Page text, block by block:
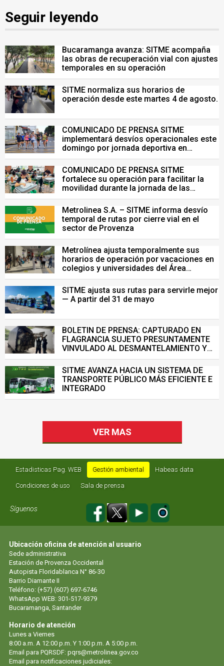
Seguir leyendo
Bucaramanga avanza: SITME acompaña
las obras de recuperación vial con ajustes
temporales en su operación
SITME normaliza sus horarios de
operación desde este martes 4 de agosto.
COMUNICADO DE PRENSA SITME
implementará desvíos operacionales este
domingo por jornada deportiva en
Bucaramanga
COMUNICADO DE PRENSA SITME
fortalece su operación para facilitar la
movilidad durante la jornada de las
Pruebas Saber del 26 de julio
Metrolinea S.A. – SITME informa desvío
temporal de rutas por cierre vial en el
sector de Provenza
Metrolínea ajusta temporalmente sus
horarios de operación por vacaciones en
colegios y universidades del Área
Metropolitana de Bucaramanga.
SITME ajusta sus rutas para servirle mejor
— A partir del 31 de mayo
BOLETIN DE PRENSA: CAPTURADO EN
FLAGRANCIA SUJETO PRESUNTAMENTE
VINVULADO AL DESMANTELAMIENTO Y
VENTA ILEGAL DE INFRAESTRUCTURA DEL
SISTEMA DE TRANSPORTE MASIVO
SITME AVANZA HACIA UN SISTEMA DE
TRANSPORTE PÚBLICO MÁS EFICIENTE E
INTEGRADO
VER MAS
Estadisticas Pag. WEB Gestión ambiental Habeas data
Condiciones de uso Sala de prensa
Síguenos
Ubicación oficina de atención al usuario
Sede administrativa
Estación de Provenza Occidental
Autopista Floridablanca N° 86-30
Barrio Diamante II
Teléfono: (+57) (607) 697-6746
WhatsApp WEB: 301-517-9379
Bucaramanga, Santander
Horario de atención
Lunes a Viernes
8:00 a.m. A 12:00 p.m. Y 1:00 p.m. A 5:00 p.m.
Email para PQRSDF: pqrs@metrolinea.gov.co
Email para notificaciones judiciales: